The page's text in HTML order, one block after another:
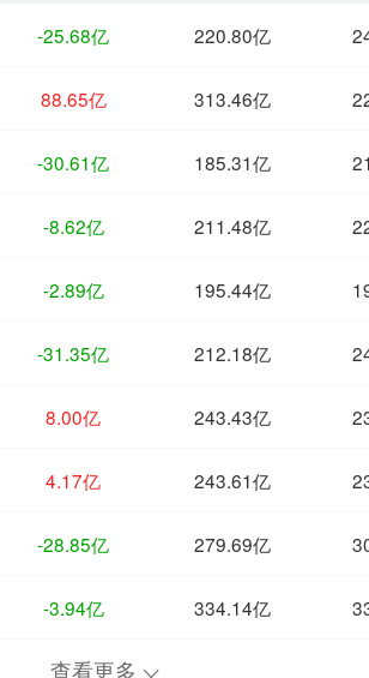
-25.68亿 220.80亿
88.65亿 313.46亿
-30.61亿 185.31亿
-8.62亿 211.48亿
-2.89亿 195.44亿
-31.35亿 212.18亿
8.00亿 243.43亿
4.17亿 243.61亿
-28.85亿 279.69亿
-3.94亿 334.14亿
查看更多